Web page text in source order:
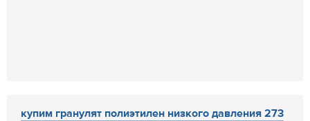
купим гранулят полиэтилен низкого давления 273